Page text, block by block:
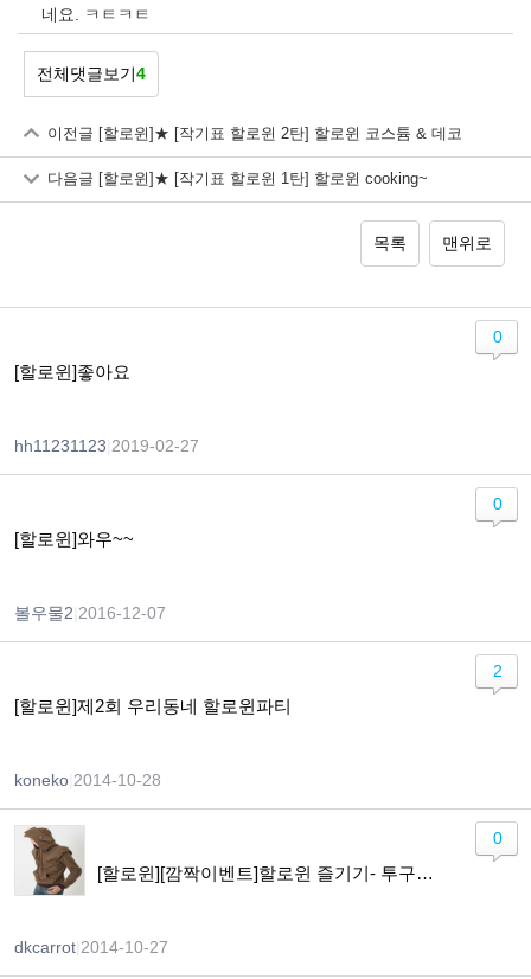
네요. ㅋㅌㅋㅌ
전체댓글보기4
이전글 [할로윈]★ [작기표 할로윈 2탄] 할로윈 코스튬 & 데코
다음글 [할로윈]★ [작기표 할로윈 1탄] 할로윈 cooking~
목록 맨위로
[할로윈]좋아요
hh11231123 2019-02-27
0
[할로윈]와우~~
볼우물2 2016-12-07
0
[할로윈]제2회 우리동네 할로윈파티
koneko 2014-10-28
2
[할로윈][깜짝이벤트]할로윈 즐기기- 투구와 갑옷 만들기
dkcarrot 2014-10-27
0